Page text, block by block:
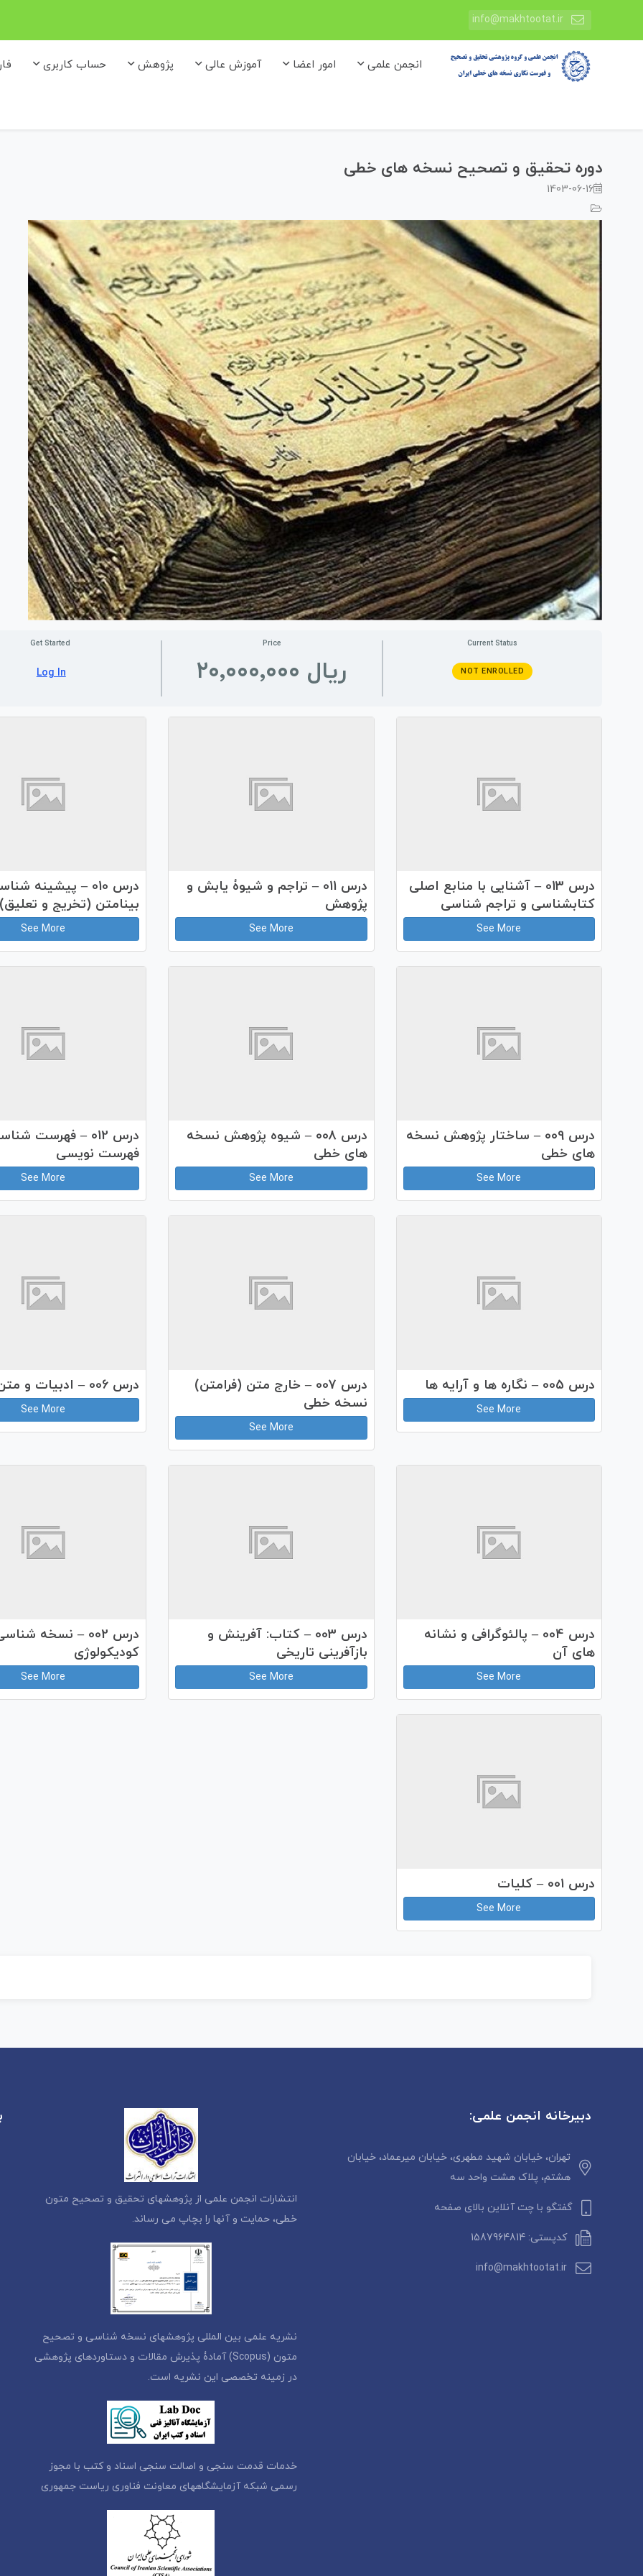
info@makhtootat.ir
انجمن علمی امور اعضا آموزش عالی پژوهش حساب کاربری
دوره تحقیق و تصحیح نسخه های خطی
1403-06-16
Current Status
NOT ENROLLED
Price
Get Started
Log In
درس 013 – آشنایی با منابع اصلی
کتابشناسی و تراجم شناسی
See More
درس 011 – تراجم و شیوۀ یابش و
پژوهش
See More
درس 010 – پیشینه
بینامتن (تخریج و تعلیق)
See More
درس 009 – ساختار پژوهش نسخه
های خطی
See More
درس 008 – شیوه پژوهش نسخه
های خطی
See More
درس 012 – فهرست
فهرست نویسی
See More
درس 005 – نگاره ها و آرایه ها
See More
درس 007 – خارج متن (فرامتن)
نسخه خطی
See More
درس 006 – ادبیات و متن پژوهی
See More
درس 004 – پالئوگرافی و نشانه
های آن
See More
درس 003 – کتاب: آفرینش و
بازآفرینی تاریخی
See More
درس 002 – نسخه
کودیکولوژی
See More
درس 001 – کلیات
See More
دبیرخانه انجمن علمی:
تهران، خیابان شهید مطهری، خیابان میرعماد، خیابان
هشتم، پلاک هشت واحد سه
گفتگو با چت آنلاین بالای صفحه
کدپستی: 1587964814
info@makhtootat.ir
انتشارات انجمن علمی از پژوهشهای تحقیق و تصحیح متون
خطی، حمایت و آنها را بچاپ می رساند.
نشریه علمی بین المللی پژوهشهای نسخه شناسی و تصحیح
متون (Scopus) آمادۀ پذیرش مقالات و دستاوردهای پژوهشی
در زمینه تخصصی این نشریه است.
خدمات قدمت سنجی و اصالت سنجی اسناد و کتب با مجوز
رسمی شبکه آزمایشگاههای معاونت فناوری ریاست جمهوری